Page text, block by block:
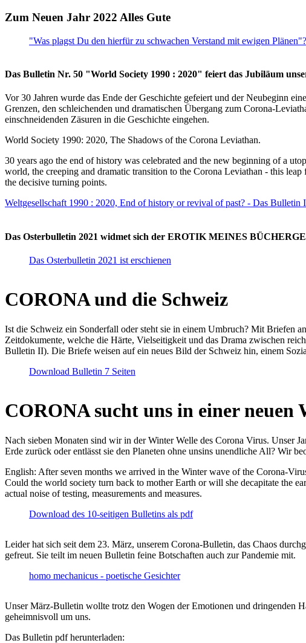
Zum Neuen Jahr 2022 Alles Gute
"Was plagst Du den hierfür zu schwachen Verstand mit ewigen
Das Bulletin Nr. 50 "World Society 1990 : 2020" feiert das Jubiläum
Vor 30 Jahren wurde das Ende der Geschichte gefeiert und der Neubeginn
Grenzen, den schleichenden und dramatischen Übergang zum Corona-
einschneidenden Zäsuren in die Geschichte eingehen.
World Society 1990: 2020, The Shadows of the Corona Leviathan.
30 years ago the end of history was celebrated and the new beginning of a
world, the creeping and dramatic transition to the Corona Leviathan - this
the decisive turning points.
Weltgesellschaft 1990 : 2020, End of history or revival of past? - Das Bulletin
Das Osterbulletin 2021 widmet sich der EROTIK MEINES
Das Osterbulletin 2021 ist erschienen
CORONA und die Schweiz
Ist die Schweiz ein Sonderfall oder steht sie in einem Umbruch? Mit Briefen
Zeitdokumente, welche die Härte, Vielseitigkeit und das Drama zwischen
Bulletin II). Die Briefe weisen auf ein neues Bild der Schweiz hin, einem
Download Bulletin 7 Seiten
CORONA sucht uns in einer neuen
Nach sieben Monaten sind wir in der Winter Welle des Corona Virus. Unser
Erde zurück oder entlässt sie den Planeten ohne unsins unendliche All? Wir
English: After seven months we arrived in the Winter wave of the Corona-
Could the world society turn back to mother Earth or will she decapitate the
actual noise of testing, measurements and measures.
Download des 10-seitigen Bulletins als pdf
Leider hat sich seit dem 23. März, unserem Corona-Bulletin, das Chaos
gefreut. Sie teilt im neuen Bulletin feine Botschaften auch zur Pandemie mit.
homo mechanicus - poetische Gesichter
Unser März-Bulletin wollte trotz den Wogen der Emotionen und dringenden
geheimnisvoll um uns.
Das Bulletin pdf herunterladen: